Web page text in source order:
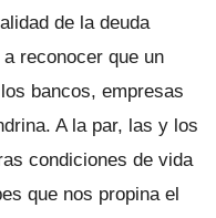
de la deuda
reconocer que un
bancos, empresas
A la par, las y los
condiciones de vida
que nos propina el